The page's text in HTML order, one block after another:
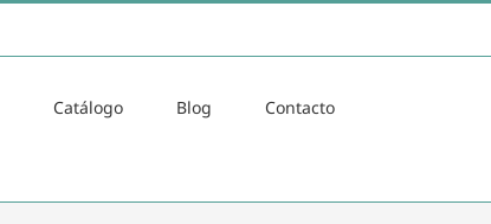
Catálogo Blog Contacto